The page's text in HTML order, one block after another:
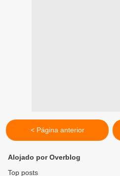
< Página anterior
Alojado por Overblog
Top posts